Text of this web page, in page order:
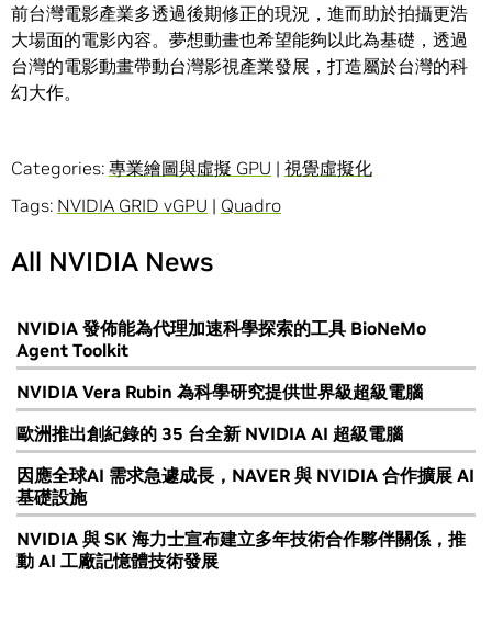
前台灣電影產業多透過後期修正的現況，進而助於拍攝更浩
大場面的電影內容。夢想動畫也希望能夠以此為基礎，透過
台灣的電影動畫帶動台灣影視產業發展，打造屬於台灣的科
幻大作。
Categories: 專業繪圖與虛擬 GPU | 視覺虛擬化
Tags: NVIDIA GRID vGPU | Quadro
All NVIDIA News
NVIDIA 發佈能為代理加速科學探索的工具 BioNeMo
Agent Toolkit
NVIDIA Vera Rubin 為科學研究提供世界級超級電腦
歐洲推出創紀錄的 35 台全新 NVIDIA AI 超級電腦
因應全球AI 需求急遽成長，NAVER 與 NVIDIA 合作擴展 AI
基礎設施
NVIDIA 與 SK 海力士宣布建立多年技術合作夥伴關係，推
動 AI 工廠記憶體技術發展